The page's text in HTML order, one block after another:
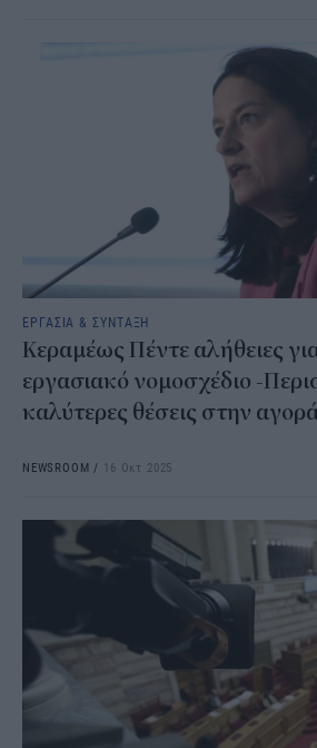
ΕΡΓΑΣΙΑ & ΣΥΝΤΑΞΗ
Κεραμέως Πέντε αλήθειες
εργασιακό νομοσχέδιο -
καλύτερες θέσεις στην
NEWSROOM / 16 Οκτ 2025